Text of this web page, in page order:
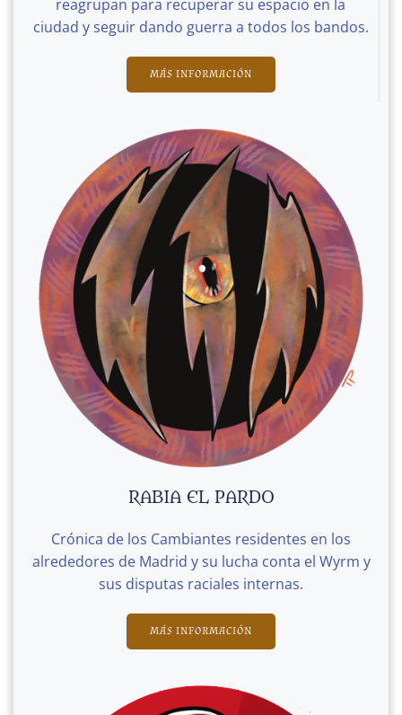
reagrupan para recuperar su espacio en la
ciudad y seguir dando guerra a todos los bandos.
MÁS INFORMACIÓN
RABIA EL PARDO
Crónica de los Cambiantes residentes en los
alrededores de Madrid y su lucha conta el Wyrm y
sus disputas raciales internas.
MÁS INFORMACIÓN